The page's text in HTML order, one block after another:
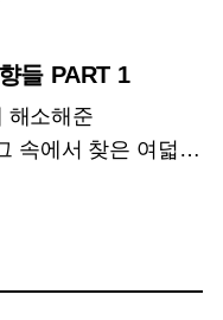
들 PART 1
해소해준
속에서 찾은 여덟